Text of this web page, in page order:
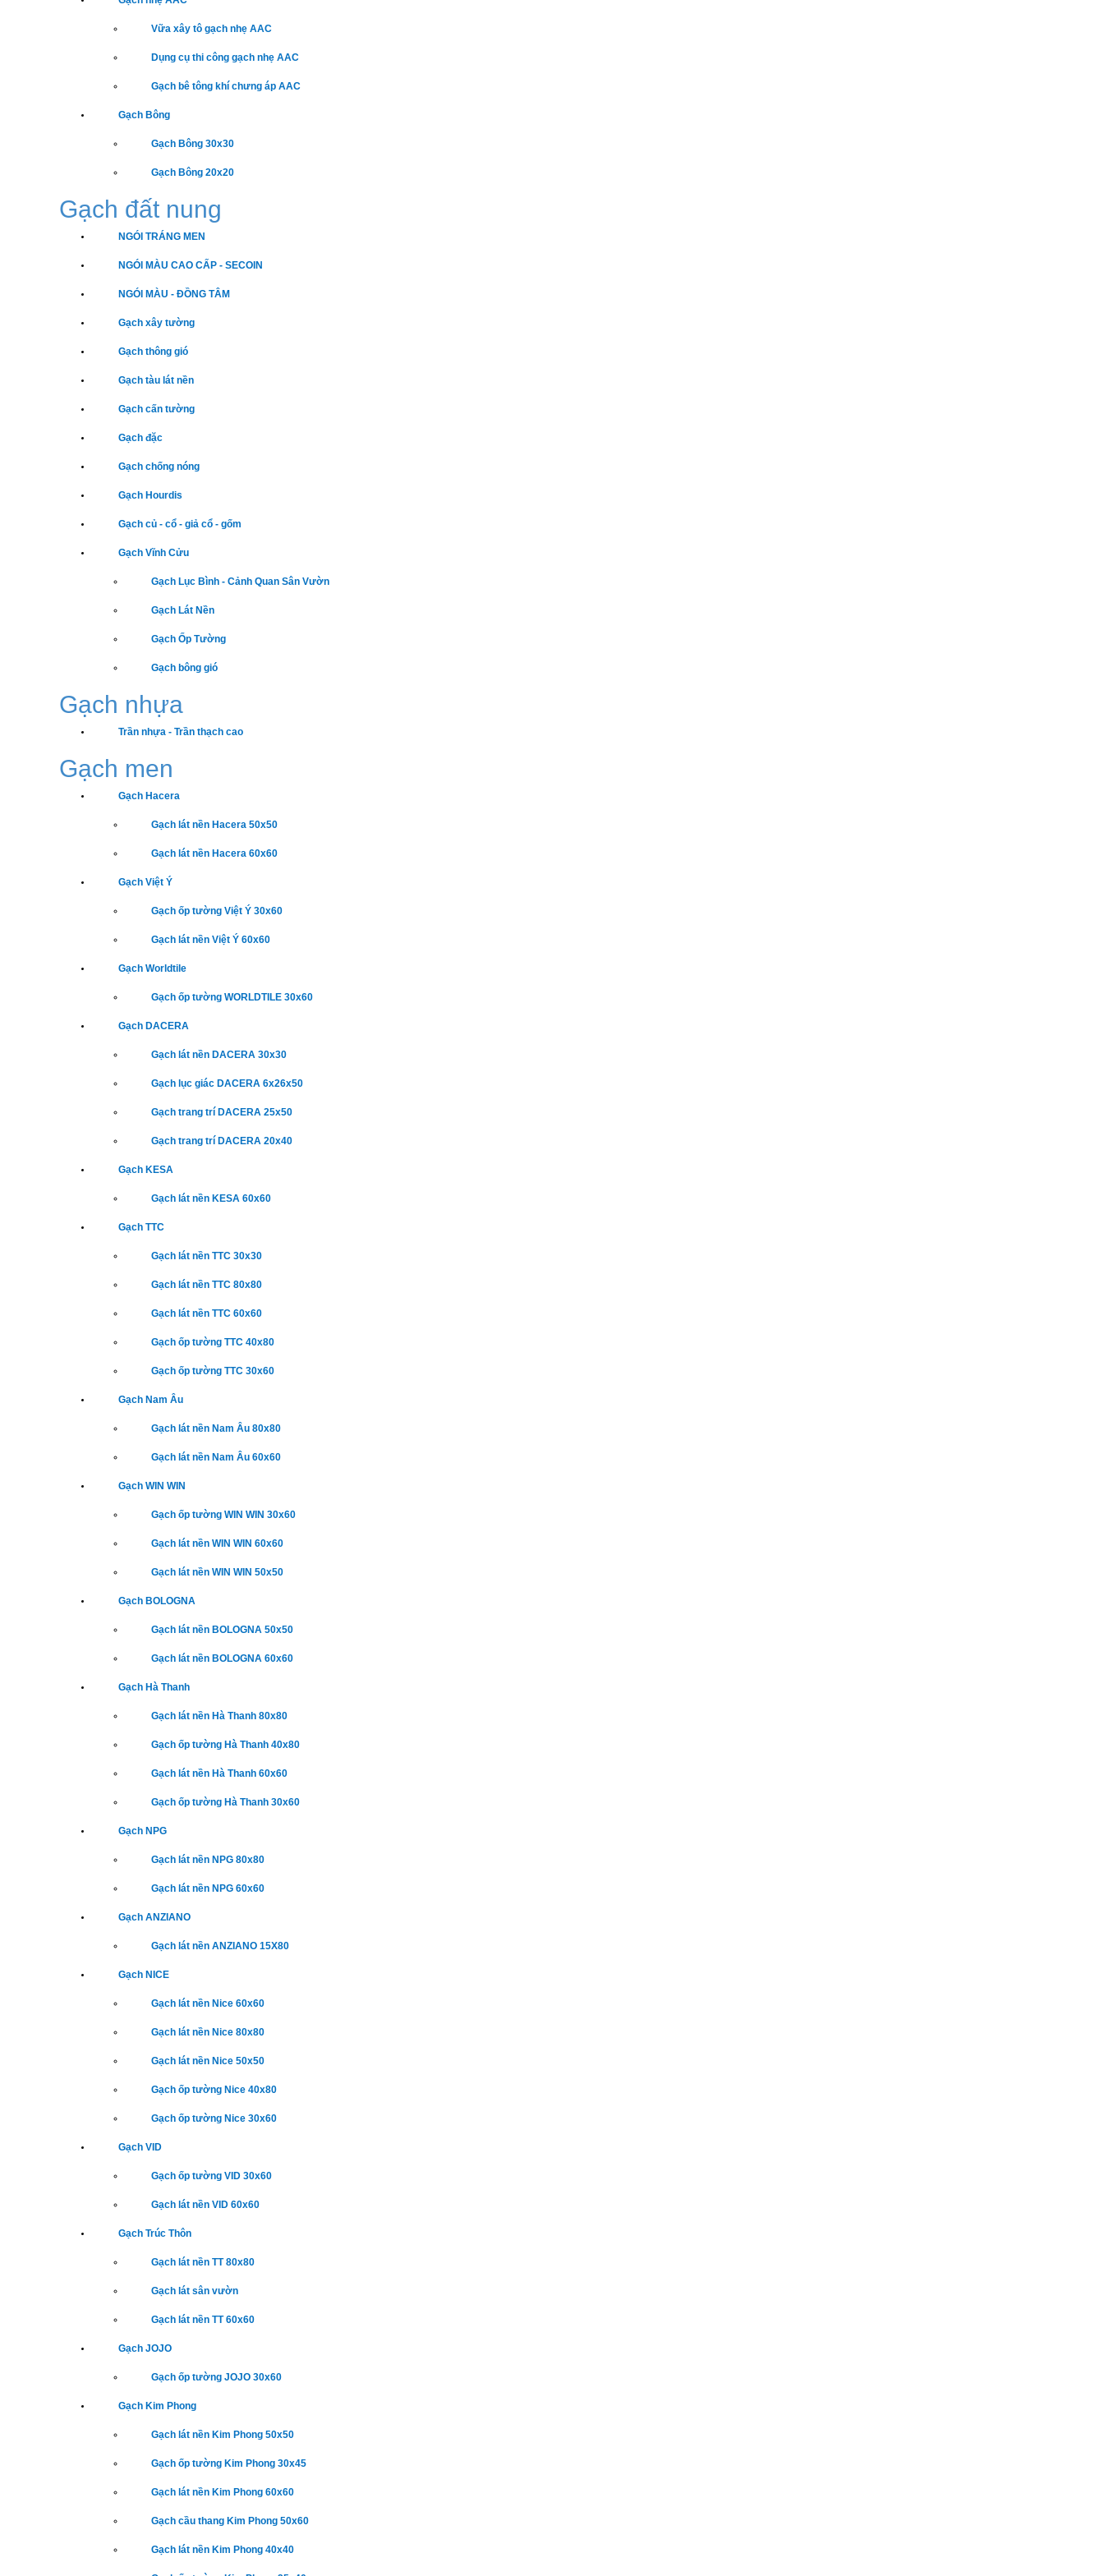
Vữa xây tô gạch nhẹ AAC
Dụng cụ thi công gạch nhẹ AAC
Gạch bê tông khí chưng áp AAC
Gạch Bông
Gạch Bông 30x30
Gạch Bông 20x20
Gạch đất nung
NGÓI TRÁNG MEN
NGÓI MÀU CAO CẤP - SECOIN
NGÓI MÀU - ĐỒNG TÂM
Gạch xây tường
Gạch thông gió
Gạch tàu lát nền
Gạch cấn tường
Gạch đặc
Gạch chống nóng
Gạch Hourdis
Gạch củ - cổ - giả cổ - gốm
Gạch Vĩnh Cửu
Gạch Lục Bình - Cảnh Quan Sân Vườn
Gạch Lát Nền
Gạch Ốp Tường
Gạch bông gió
Gạch nhựa
Trần nhựa - Trần thạch cao
Gạch men
Gạch Hacera
Gạch lát nền Hacera 50x50
Gạch lát nền Hacera 60x60
Gạch Việt Ý
Gạch ốp tường Việt Ý 30x60
Gạch lát nền Việt Ý 60x60
Gạch Worldtile
Gạch ốp tường WORLDTILE 30x60
Gạch DACERA
Gạch lát nền DACERA 30x30
Gạch lục giác DACERA 6x26x50
Gạch trang trí DACERA 25x50
Gạch trang trí DACERA 20x40
Gạch KESA
Gạch lát nền KESA 60x60
Gạch TTC
Gạch lát nền TTC 30x30
Gạch lát nền TTC 80x80
Gạch lát nền TTC 60x60
Gạch ốp tường TTC 40x80
Gạch ốp tường TTC 30x60
Gạch Nam Âu
Gạch lát nền Nam Âu 80x80
Gạch lát nền Nam Âu 60x60
Gạch WIN WIN
Gạch ốp tường WIN WIN 30x60
Gạch lát nền WIN WIN 60x60
Gạch lát nền WIN WIN 50x50
Gạch BOLOGNA
Gạch lát nền BOLOGNA 50x50
Gạch lát nền BOLOGNA 60x60
Gạch Hà Thanh
Gạch lát nền Hà Thanh 80x80
Gạch ốp tường Hà Thanh 40x80
Gạch lát nền Hà Thanh 60x60
Gạch ốp tường Hà Thanh 30x60
Gạch NPG
Gạch lát nền NPG 80x80
Gạch lát nền NPG 60x60
Gạch ANZIANO
Gạch lát nền ANZIANO 15X80
Gạch NICE
Gạch lát nền Nice 60x60
Gạch lát nền Nice 80x80
Gạch lát nền Nice 50x50
Gạch ốp tường Nice 40x80
Gạch ốp tường Nice 30x60
Gạch VID
Gạch ốp tường VID 30x60
Gạch lát nền VID 60x60
Gạch Trúc Thôn
Gạch lát nền TT 80x80
Gạch lát sân vườn
Gạch lát nền TT 60x60
Gạch JOJO
Gạch ốp tường JOJO 30x60
Gạch Kim Phong
Gạch lát nền Kim Phong 50x50
Gạch ốp tường Kim Phong 30x45
Gạch lát nền Kim Phong 60x60
Gạch cầu thang Kim Phong 50x60
Gạch lát nền Kim Phong 40x40